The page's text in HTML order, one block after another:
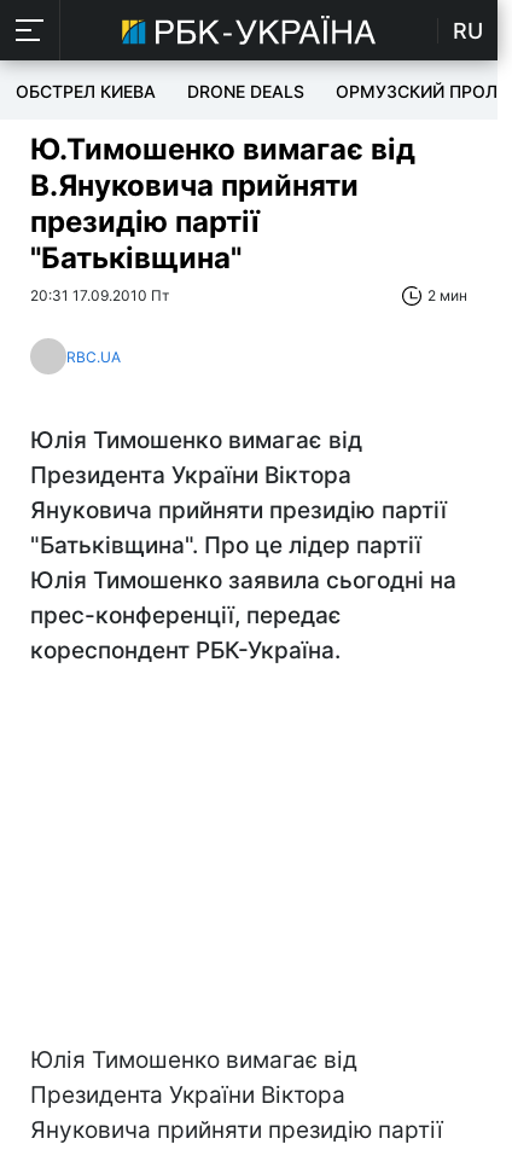
RU
ОБСТРЕЛ КИЕВА DRONE DEALS ОРМУЗСКИЙ ПРОЛИВ
Ю.Тимошенко вимагає від
В.Януковича прийняти
президію партії
"Батьківщина"
20:31 17.09.2010 Пт 2 мин
RBC.UA
Юлія Тимошенко вимагає від
Президента України Віктора
Януковича прийняти президію партії
"Батьківщина". Про це лідер партії
Юлія Тимошенко заявила сьогодні на
прес-конференції, передає
кореспондент РБК-Україна.
Юлія Тимошенко вимагає від
Президента України Віктора
Януковича прийняти президію партії